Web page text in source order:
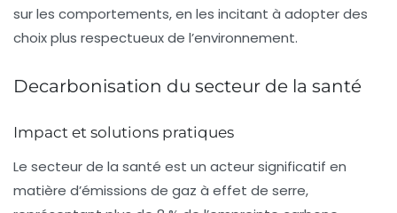
sur les comportements, en les incitant à adopter des
choix plus respectueux de l’environnement.
Decarbonisation du secteur de la santé
Impact et solutions pratiques
Le secteur de la santé est un acteur significatif en
matière d’émissions de gaz à effet de serre,